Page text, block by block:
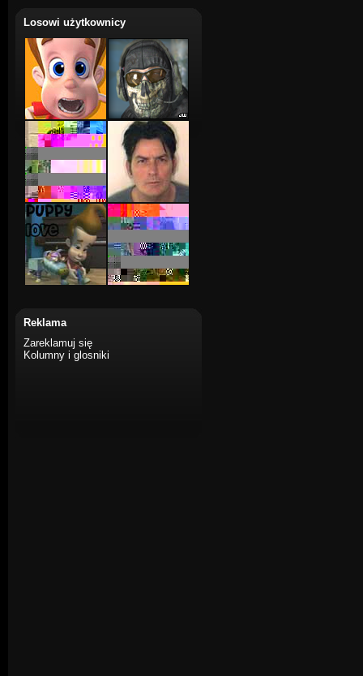
Losowi użytkownicy
Reklama
Zareklamuj się
Kolumny i glosniki